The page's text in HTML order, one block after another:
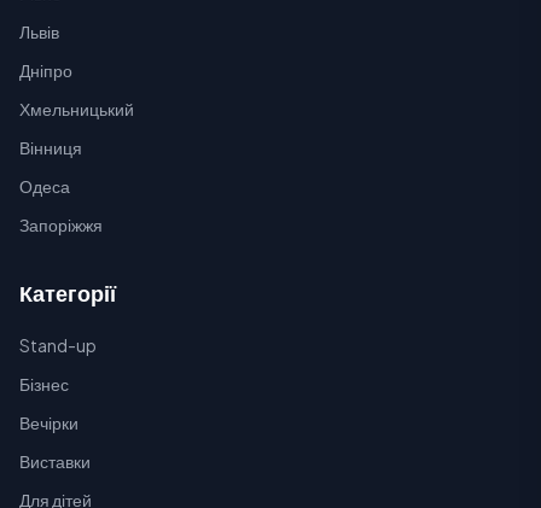
Львів
Дніпро
Хмельницький
Вінниця
Одеса
Запоріжжя
Категорії
Stand-up
Бізнес
Вечірки
Виставки
Для дітей